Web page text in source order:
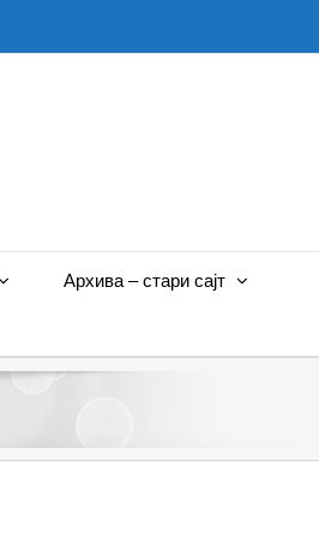
Архива – стари сајт